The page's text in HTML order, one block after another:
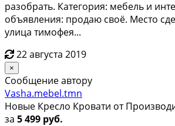
разобрать. Категория: мебель и
объявления: продаю своё. Место
улица тимофея...
22 августа 2019
×
Сообщение автору
Vasha.mebel.tmn
Новые Кресло Кровати от
за 5 499 руб.